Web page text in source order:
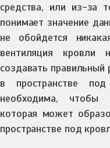
средства, или из-за
понимает значение
не обойдется
вентиляция кровли
создавать
в пространстве
необходима, чтобы
которая может
пространстве под